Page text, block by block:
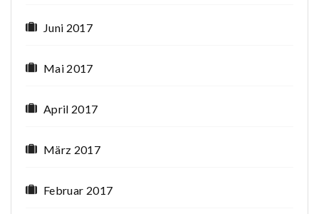
Juni 2017
Mai 2017
April 2017
März 2017
Februar 2017